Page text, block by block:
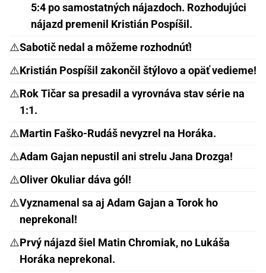
5:4 po samostatných nájazdoch. Rozhodujúci
nájazd premenil Kristián Pospíšil.
⚠️Sabotič nedal a môžeme rozhodnúť!
⚠️Kristián Pospíšil zakončil štýlovo a opäť vedieme!
⚠️Rok Tičar sa presadil a vyrovnáva stav série na
1:1.
⚠️Martin Faško-Rudáš nevyzrel na Horáka.
⚠️Adam Gajan nepustil ani strelu Jana Drozga!
⚠️Oliver Okuliar dáva gól!
⚠️Vyznamenal sa aj Adam Gajan a Torok ho
neprekonal!
⚠️Prvý nájazd šiel Matin Chromiak, no Lukáša
Horáka neprekonal.